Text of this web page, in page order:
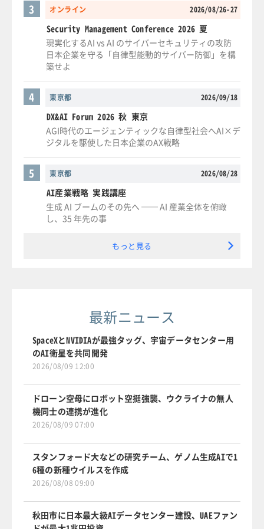
オンライン 2026/08/26-27
3
Security Management Conference 2026 夏
現実化するAI vs AI のサイバーセキュリティの攻防
日本企業を守る「自律型能動的サイバー防御」を構
築せよ
東京都 2026/09/18
4
DX&AI Forum 2026 秋 東京
AGI時代のエージェンティックな自律型社会へAI×デ
ジタルを駆使した日本企業のAX戦略
東京都 2026/08/28
5
AI産業戦略 実践講座
生成 AI ブームのその先へ ── AI 産業全体を俯瞰
し、35 年先の事
もっと見る
最新ニュース
SpaceXとNVIDIAが最強タッグ、宇宙データセンター用
のAI衛星を共同開発
2026/08/09 12:00
ドローン空母にロボット空挺強襲、ウクライナの無人
機同士の連携が進化
2026/08/09 07:00
スタンフォード大などの研究チーム、ゲノム生成AIで1
6種の新種ウイルスを作成
2026/08/08 09:00
秋田市に日本最大級AIデータセンター建設、UAEファン